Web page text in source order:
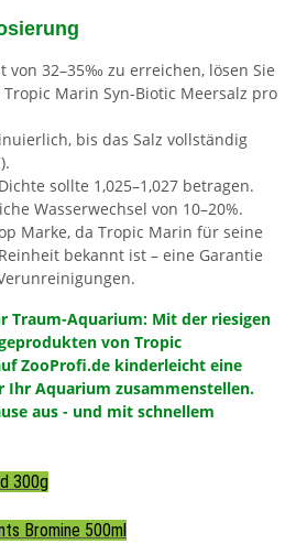
von 32–35‰ zu erreichen, lösen Sie
Tropic Marin Syn-Biotic Meersalz pro
bis das Salz vollständig
sollte 1,025–1,027 betragen.
Wasserwechsel von 10–20%.
Marke, da Tropic Marin für seine
bekannt ist – eine Garantie
Traum-Aquarium: Mit der riesigen
von Tropic
ZooProfi.de kinderleicht eine
Ihr Aquarium zusammenstellen.
aus - und mit schnellem
300g
Bromine 500ml